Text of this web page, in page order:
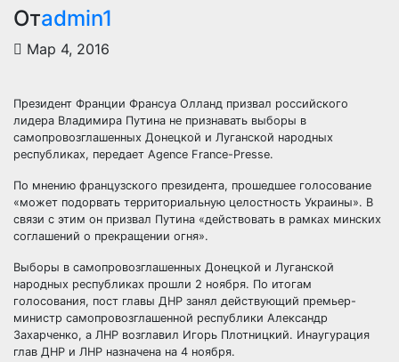
Отadmin1
Мар 4, 2016
Президент Франции Франсуа Олланд призвал российского
лидера Владимира Путина не признавать выборы в
самопровозглашенных Донецкой и Луганской народных
республиках, передает Agence France-Presse.
По мнению французского президента, прошедшее голосование
«может подорвать территориальную целостность Украины». В
связи с этим он призвал Путина «действовать в рамках минских
соглашений о прекращении огня».
Выборы в самопровозглашенных Донецкой и Луганской
народных республиках прошли 2 ноября. По итогам
голосования, пост главы ДНР занял действующий премьер-
министр самопровозглашенной республики Александр
Захарченко, а ЛНР возглавил Игорь Плотницкий. Инаугурация
глав ДНР и ЛНР назначена на 4 ноября.